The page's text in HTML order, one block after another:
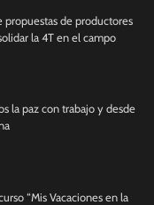
propuestas de productores
la 4T en el campo
la paz con trabajo y desde
“Mis Vacaciones en la